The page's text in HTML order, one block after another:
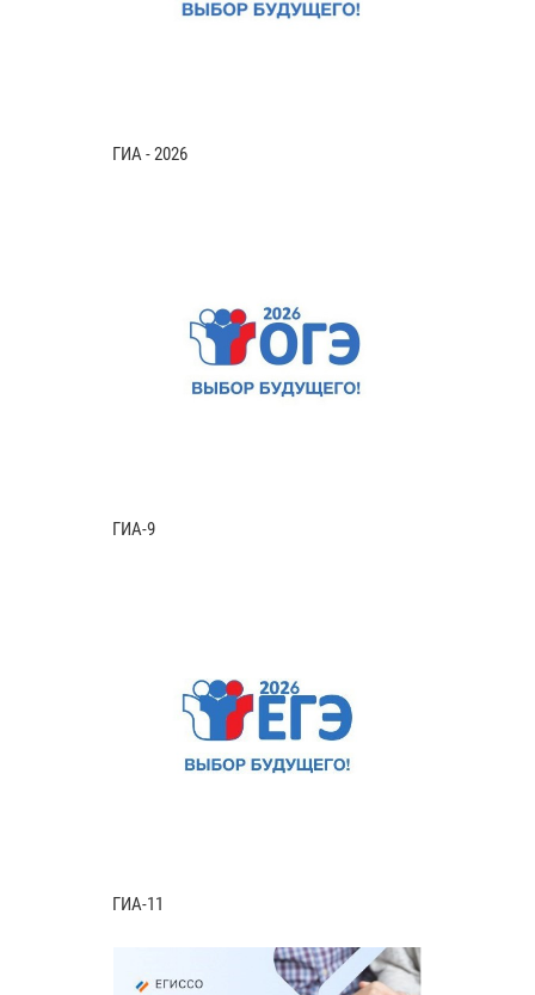
ГИА - 2026
ГИА-9
ГИА-11